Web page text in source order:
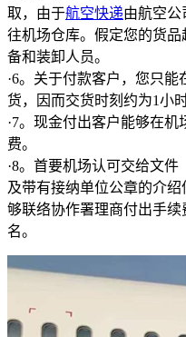
取，由于航空快递由航空公
往机场仓库。假定您的货
备和装卸人员。
·6。关于付款客户，您只
货，因而交货时刻约为1小时
·7。现金付出客户能够在
费。
·8。首要机场认可交给文
及带有接纳单位公章的介
够联络协作署理商付出手
名。